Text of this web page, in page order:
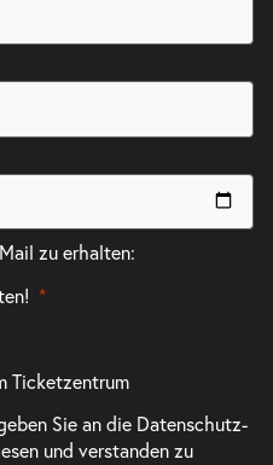
zu erhalten:
Ticketzentrum
Sie an die Datenschutz-
und verstanden zu